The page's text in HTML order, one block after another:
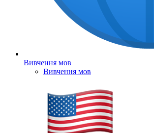
Вивчення мов
Вивчення мов